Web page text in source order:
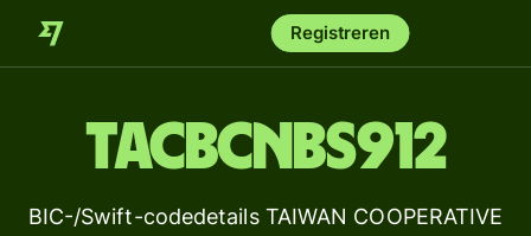
Registreren
TACBCNBS912
BIC-/Swift-codedetails TAIWAN COOPERATIVE